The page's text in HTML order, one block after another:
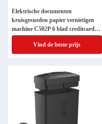
Elektrische documenten
kruisgesneden papier vernietigen
machine C502P 6 blad creditcard
shredder met 11L mini mandenbak
Vind de beste prijs